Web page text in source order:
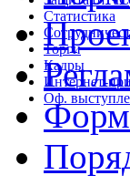
Статистика
Торги
Кадры
Интернет-
Оф.